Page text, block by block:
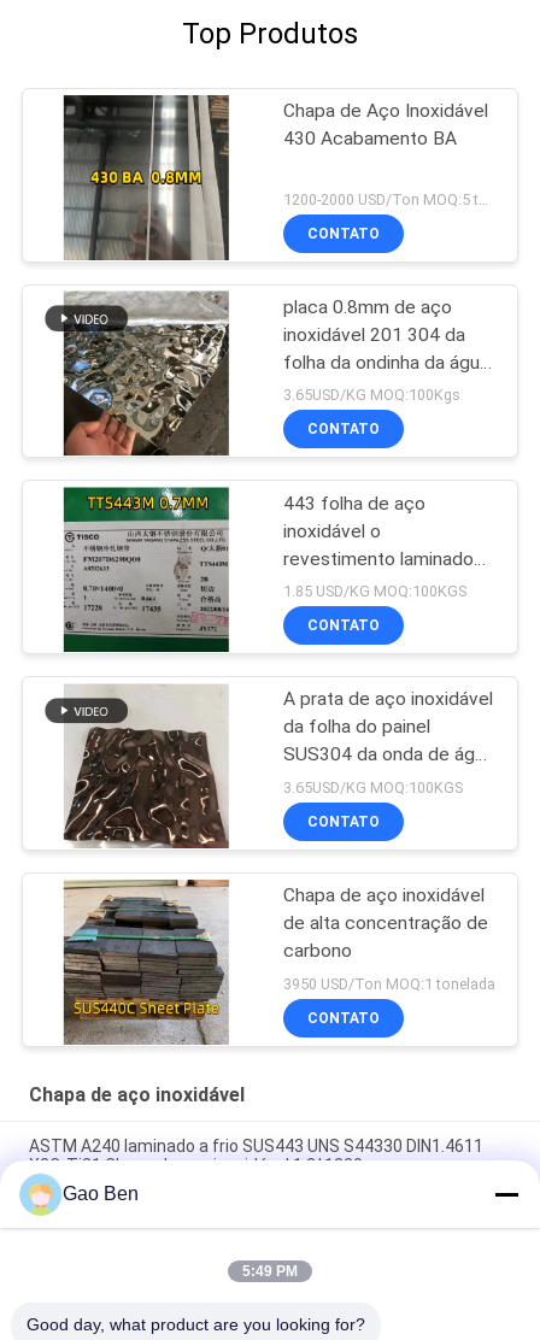
Top Produtos
Chapa de Aço Inoxidável
430 Acabamento BA
CONTATO
placa 0.8mm de aço
inoxidável 201 304 da
folha da ondinha da água
de 1220x2440mm
3.65USD/KG MOQ:100Kgs
CONTATO
443 folha de aço
inoxidável o
revestimento laminado
SUS443 escova a folha
de Inox do revestimento
1.85 USD/KG MOQ:100KGS
CONTATO
A prata de aço inoxidável
da folha do painel
SUS304 da onda de água
da decoração lustrou
3.65USD/KG MOQ:100KGS
CONTATO
Chapa de aço inoxidável
de alta concentração de
carbono
3950 USD/Ton MOQ:1 tonelada
CONTATO
Chapa de aço inoxidável
ASTM A240 laminado a frio SUS443 UNS S44330 DIN1.4611
X2CrTi21 Chapa de aço inoxidável 1.2*1220mm
Chapa de Aço Inoxidável Laminada a Frio ASTM A240 AISI 309S
X12CrNi23-13 1.5*1219*2438MM Superfície 2B
Chapa de aço inoxidável laminada a frio ASTM AISI 309S
Gao Ben
5:49 PM
Good day, what product are you looking for?